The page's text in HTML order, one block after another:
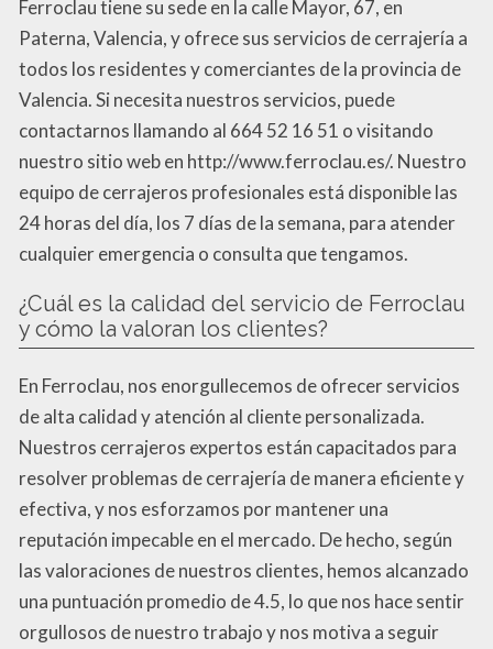
Ferroclau tiene su sede en la calle Mayor, 67, en
Paterna, Valencia, y ofrece sus servicios de cerrajería a
todos los residentes y comerciantes de la provincia de
Valencia. Si necesita nuestros servicios, puede
contactarnos llamando al 664 52 16 51 o visitando
nuestro sitio web en http://www.ferroclau.es/. Nuestro
equipo de cerrajeros profesionales está disponible las
24 horas del día, los 7 días de la semana, para atender
cualquier emergencia o consulta que tengamos.
¿Cuál es la calidad del servicio de Ferroclau
y cómo la valoran los clientes?
En Ferroclau, nos enorgullecemos de ofrecer servicios
de alta calidad y atención al cliente personalizada.
Nuestros cerrajeros expertos están capacitados para
resolver problemas de cerrajería de manera eficiente y
efectiva, y nos esforzamos por mantener una
reputación impecable en el mercado. De hecho, según
las valoraciones de nuestros clientes, hemos alcanzado
una puntuación promedio de 4.5, lo que nos hace sentir
orgullosos de nuestro trabajo y nos motiva a seguir